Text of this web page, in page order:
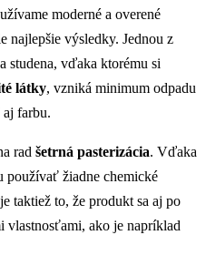
moderné a overené
najlepšie výsledky. Jednou z
studena, vďaka ktorému si
látky, vzniká minimum odpadu
farbu.
rad šetrná pasterizácia. Vďaka
používať žiadne chemické
taktiež to, že produkt sa aj po
vlastnosťami, ako je napríklad